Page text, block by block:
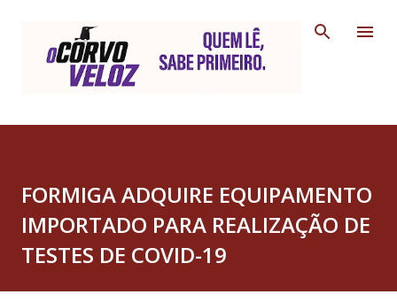
FORMIGA ADQUIRE EQUIPAMENTO
IMPORTADO PARA REALIZAÇÃO DE
TESTES DE COVID-19